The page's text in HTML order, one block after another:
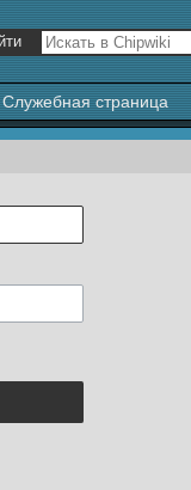
Служебная страница